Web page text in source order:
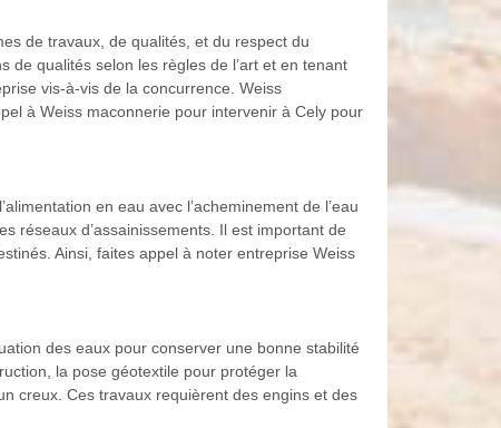
de travaux, de qualités, et du respect du
de qualités selon les règles de l’art et en tenant
vis-à-vis de la concurrence. Weiss
à Weiss maconnerie pour intervenir à Cely pour
en eau avec l’acheminement de l’eau
réseaux d’assainissements. Il est important de
Ainsi, faites appel à noter entreprise Weiss
des eaux pour conserver une bonne stabilité
la pose géotextile pour protéger la
creux. Ces travaux requièrent des engins et des